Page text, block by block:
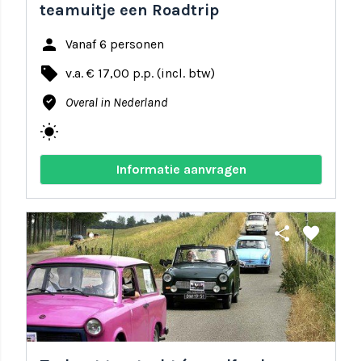
teamuitje een Roadtrip
person Vanaf 6 personen
local_offer v.a. € 17,00 p.p. (incl. btw)
where_to_vote Overal in Nederland
wb_sunny
Informatie aanvragen
share favorite